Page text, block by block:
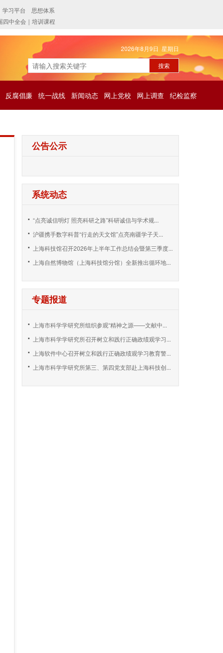
2026年8月9日 星期日
反腐倡廉 统一战线 新闻动态 网上党校 网上调查 纪检监察
公告公示
系统动态
“点亮诚信明灯 照亮科研之路”科研诚信与学术规...
沪疆携手数字科普“行走的天文馆”点亮南疆学子天...
上海科技馆召开2026年上半年工作总结会暨第三季度...
上海自然博物馆（上海科技馆分馆）全新推出循环地...
专题报道
上海市科学学研究所组织参观“精神之源——文献中...
上海市科学学研究所召开树立和践行正确政绩观学习...
上海软件中心召开树立和践行正确政绩观学习教育警...
上海市科学学研究所第三、第四党支部赴上海科技创...